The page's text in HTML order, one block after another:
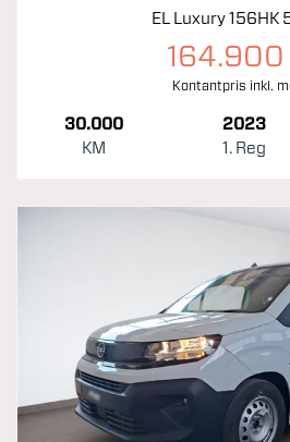
EL Luxury 156HK
164.900
Kontantpris inkl.
30.000
KM
2023
1. Reg